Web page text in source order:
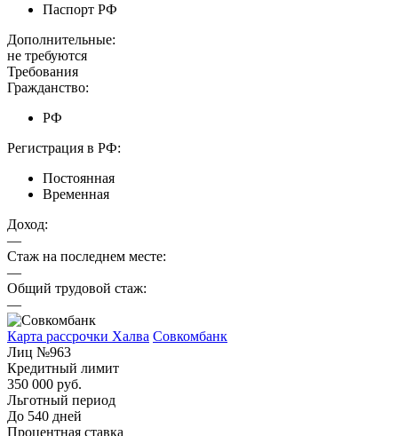
Паспорт РФ
Дополнительные:
не требуются
Требования
Гражданство:
РФ
Регистрация в РФ:
Постоянная
Временная
Доход:
—
Стаж на последнем месте:
—
Общий трудовой стаж:
—
Карта рассрочки Халва Совкомбанк
Лиц №963
Кредитный лимит
350 000 руб.
Льготный период
До 540 дней
Процентная ставка